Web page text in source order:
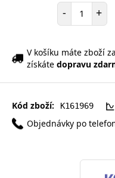
- Počet+
V košíku máte zboží za
získáte dopravu
Kód zboží: K161969
Objednávky po